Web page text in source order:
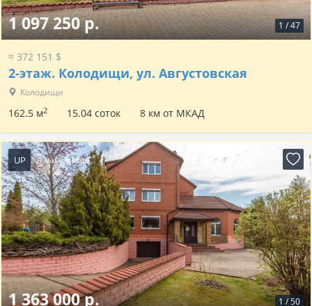
1 /47
1 097 250 р.
≈ 372 151 $
2-этаж. Колодищи, ул. Августовская
Колодищи
162.5 м2 15.04 соток 8 км от МКАД
UP 4 часа назад
1 /50
1 363 000 р.